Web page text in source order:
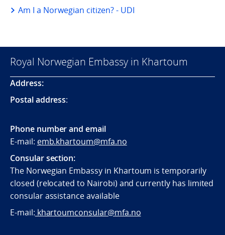
Am I a Norwegian citizen? - UDI
Royal Norwegian Embassy in Khartoum
Address:
Postal address:
Phone number and email
E-mail: emb.khartoum@mfa.no
Consular section:
The Norwegian Embassy in Khartoum is temporarily
closed (relocated to Nairobi) and currently has limited
consular assistance available
E-mail: khartoumconsular@mfa.no